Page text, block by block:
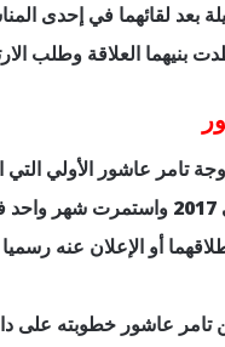
بعد لقائهما في إحدى
بنيهما العلاقة وطلب
تامر عاشور الأولي التي
رحلة زواج بدأت في 2017 واستمرت
تامر عاشور خطوبته على